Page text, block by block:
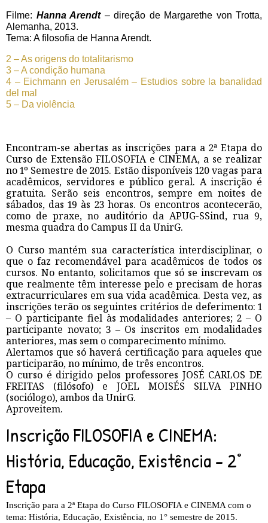
Filme: Hanna Arendt– direção de Margarethe von Trotta,
Alemanha, 2013.
Tema: A filosofia de Hanna Arendt.
2 – As origens do totalitarismo
3 – A condição humana
4 – Eichmann en Jerusalém – Estudios sobre la banalidad
del mal
5 – Da violência
Encontram-se abertas as inscrições para a 2ª Etapa do
Curso de Extensão FILOSOFIA e CINEMA, a se realizar
no 1º Semestre de 2015. Estão disponíveis 120 vagas para
acadêmicos, servidores e público geral. A inscrição é
gratuita. Serão seis encontros, sempre em noites de
sábados, das 19 às 23 horas. Os encontros acontecerão,
como de praxe, no auditório da APUG-SSind, rua 9,
mesma quadra do Campus II da UnirG.
O Curso mantém sua característica interdisciplinar, o
que o faz recomendável para acadêmicos de todos os
cursos. No entanto, solicitamos que só se inscrevam os
que realmente têm interesse pelo e precisam de horas
extracurriculares em sua vida acadêmica. Desta vez, as
inscrições terão os seguintes critérios de deferimento: 1
– O participante fiel às modalidades anteriores; 2 – O
participante novato; 3 – Os inscritos em modalidades
anteriores, mas sem o comparecimento mínimo.
Alertamos que só haverá certificação para aqueles que
participarão, no mínimo, de três encontros.
O curso é dirigido pelos professores JOSÉ CARLOS DE
FREITAS (filósofo) e JOEL MOISÉS SILVA PINHO
(sociólogo), ambos da UnirG.
Aproveitem.